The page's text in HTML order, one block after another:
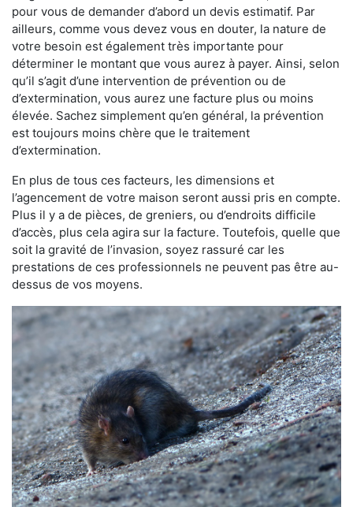
pour vous de demander d’abord un devis estimatif. Par
ailleurs, comme vous devez vous en douter, la nature de
votre besoin est également très importante pour
déterminer le montant que vous aurez à payer. Ainsi, selon
qu’il s’agit d’une intervention de prévention ou de
d’extermination, vous aurez une facture plus ou moins
élevée. Sachez simplement qu’en général, la prévention
est toujours moins chère que le traitement
d’extermination.
En plus de tous ces facteurs, les dimensions et
l’agencement de votre maison seront aussi pris en compte.
Plus il y a de pièces, de greniers, ou d’endroits difficile
d’accès, plus cela agira sur la facture. Toutefois, quelle que
soit la gravité de l’invasion, soyez rassuré car les
prestations de ces professionnels ne peuvent pas être au-
dessus de vos moyens.